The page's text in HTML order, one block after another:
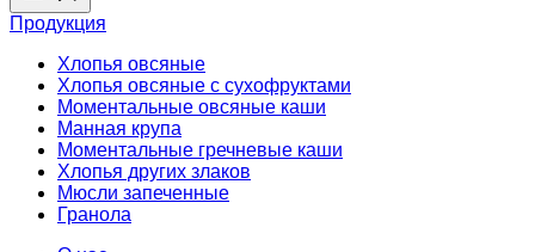
Продукция
Хлопья овсяные
Хлопья овсяные с сухофруктами
Моментальные овсяные каши
Манная крупа
Моментальные гречневые каши
Хлопья других злаков
Мюсли запеченные
Гранола